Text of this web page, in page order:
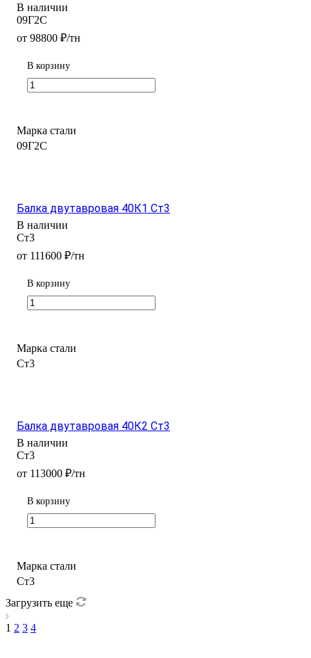
В наличии
09Г2С
от 98800 ₽/тн
В корзину
Марка стали
09Г2С
Балка двутавровая 40К1 Ст3
В наличии
Ст3
от 111600 ₽/тн
В корзину
Марка стали
Ст3
Балка двутавровая 40К2 Ст3
В наличии
Ст3
от 113000 ₽/тн
В корзину
Марка стали
Ст3
Загрузить еще
1 2 3 4